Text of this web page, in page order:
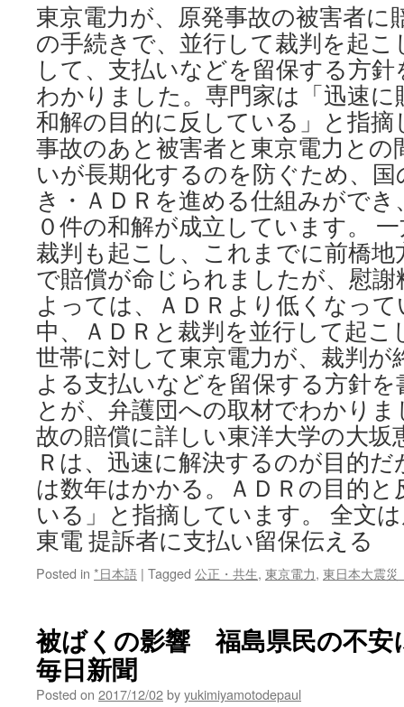
東京電力が、原発事故の被害者に
の手続きで、並行して裁判を起
して、支払いなどを留保する方
わかりました。専門家は「迅速
和解の目的に反している」と指
事故のあと被害者と東京電力と
いが長期化するのを防ぐため、
き・ＡＤＲを進める仕組みがで
０件の和解が成立しています。
裁判も起こし、これまでに前橋
で賠償が命じられましたが、慰
よっては、ＡＤＲより低くなっ
中、ＡＤＲと裁判を並行して起
世帯に対して東京電力が、裁判が
よる支払いなどを留保する方針
とが、弁護団への取材でわかり
故の賠償に詳しい東洋大学の大坂
Ｒは、迅速に解決するのが目的
は数年はかかる。ＡＤＲの目的
いる」と指摘しています。 全文
東電 提訴者に支払い留保伝える
Posted in *日本語 | Tagged 公正・共生, 東京電力, 東日本大震災
被ばくの影響 福島県民の不安
毎日新聞
Posted on 2017/12/02byyukimiyamotodepaul